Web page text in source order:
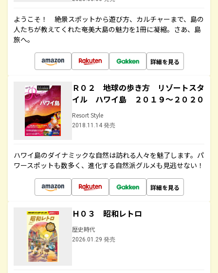
ようこそ！ 絶景スポットから遊び方、カルチャーまで、島の
人たちが教えてくれた奄美大島の魅力を1冊に凝縮。さあ、島
旅へ。
詳細を見る
Ｒ０２ 地球の歩き方 リゾートスタ
イル ハワイ島 ２０１９～２０２０
Resort Style
2018.11.14 発売
ハワイ島のダイナミックな自然は訪れる人々を魅了します。パ
ワースポットも数多く、進化する自然派グルメも見逃せない！
詳細を見る
Ｈ０３ 昭和レトロ
歴史時代
2026.01.29 発売